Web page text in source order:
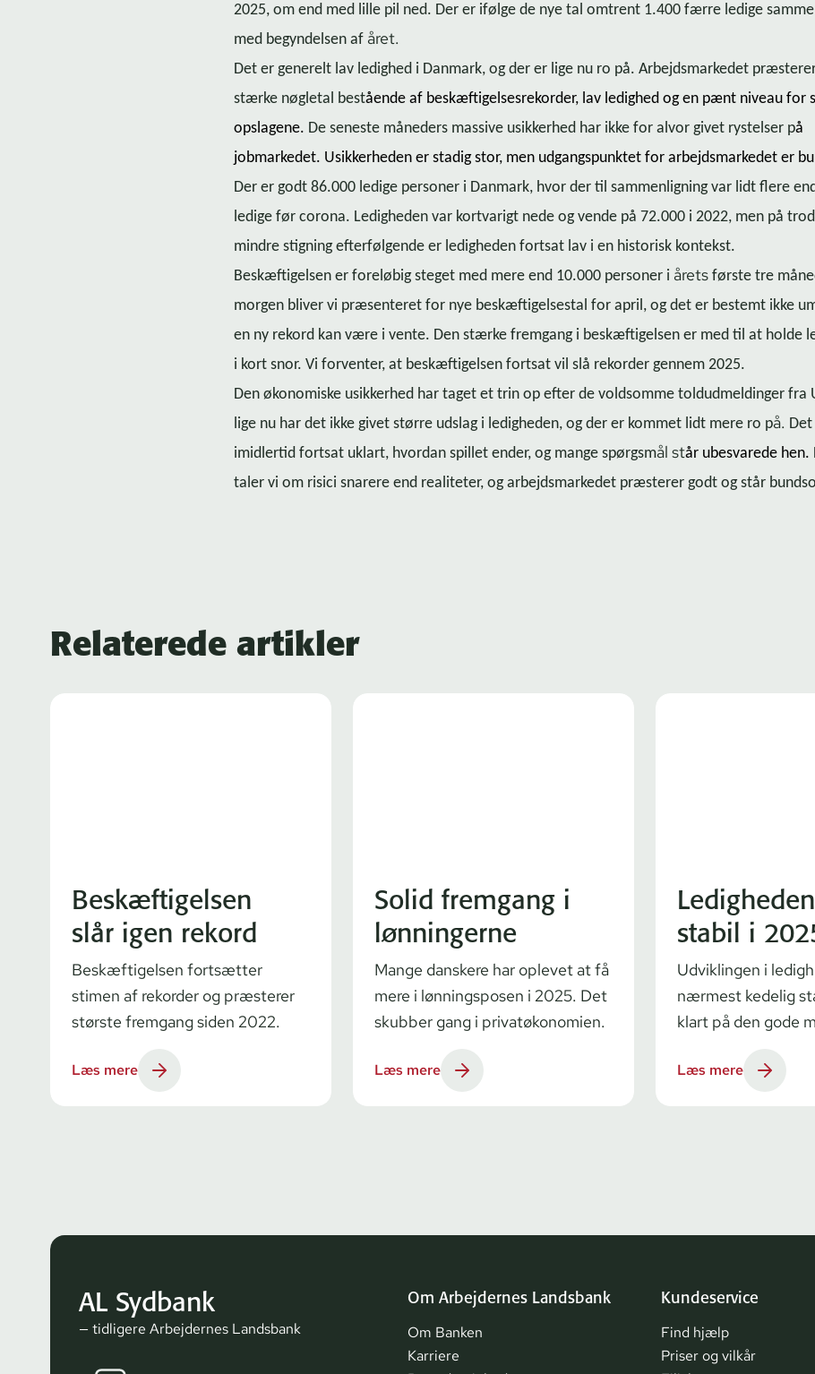
2025, om end med lille pil ned. Der er ifølge de nye tal omtrent 1.400 færre ledige
med begyndelsen af året.
Det er generelt lav ledighed i Danmark, og der er lige nu ro på. Ar­bejds­mar­ke­det
stærke nøgletal bestående af be­skæf­ti­gel­ses­re­kor­der, lav ledighed og en pænt niveau for
op­sla­ge­ne. De seneste måneders massive usikkerhed har ikke for alvor givet rystelser på
jobmarkedet. Usikkerheden er stadig stor, men udgangspunktet for ar­bejds­mar­ke­det er
Der er godt 86.000 ledige personer i Danmark, hvor der til sammenligning var lidt flere
ledige før corona. Ledigheden var kortvarigt nede og vende på 72.000 i 2022, men på
mindre stigning efterfølgende er ledigheden fortsat lav i en historisk kontekst.
Beskæftigelsen er foreløbig steget med mere end 10.000 personer i åretsførste tre
morgen bliver vi præsenteret for nye be­skæf­ti­gel­ses­tal for april, og det er bestemt ikke
en ny rekord kan være i vente. Den stærke fremgang i beskæftigelsen er med til at holde
i kort snor. Vi forventer, at beskæftigelsen fortsat vil slå rekorder gennem 2025.
Den økonomiske usikkerhed har taget et trin op efter de voldsomme tol­dud­mel­din­ger fra
lige nu har det ikke givet større udslag i ledigheden, og der er kommet lidt mere ro på.
imidlertid fortsat uklart, hvordan spillet ender, og mange spørgsmål står ubesvarede hen.
taler vi om risici snarere end realiteter, og ar­bejds­mar­ke­det præsterer godt og står
Relaterede artikler
Beskæftigelsen
slår igen rekord
Beskæftigelsen fortsætter
stimen af rekorder og præsterer
største fremgang siden 2022.
Læs mere
Solid fremgang i
lønningerne
Mange danskere har oplevet at få
mere i lønningsposen i 2025. Det
skubber gang i privatøkonomien.
Læs mere
Ledigheden
stabil i
Udviklingen i
nærmest kedelig
klart på den gode
Læs mere
AL Sydbank
— tidligere Arbejdernes Landsbank
Om Arbejdernes Landsbank
Om Banken
Karriere
Kundeservice
Find hjælp
Priser og vilkår